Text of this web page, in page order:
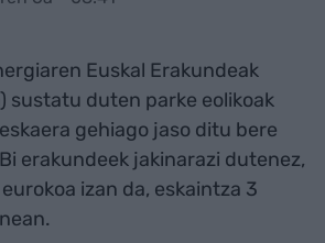
Euskal Erakundeak
sustatu duten parke eolikoak
gehiago jaso ditu bere
erakundeek jakinarazi dutenez,
izan da, eskaintza 3